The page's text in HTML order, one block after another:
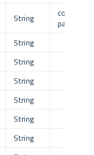
String
codice
partita IVA
String
String
String
String
String
String